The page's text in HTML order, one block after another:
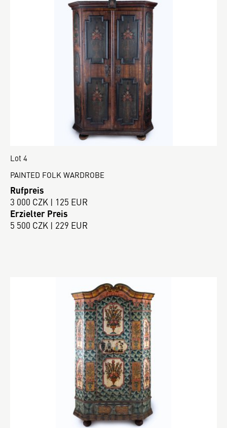
Lot 4
PAINTED FOLK WARDROBE
Rufpreis
3 000 CZK | 125 EUR
Erzielter Preis
5 500 CZK | 229 EUR